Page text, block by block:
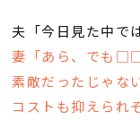
設計・施工品質管理
検査・アフターメン
夫「今日見た中
妻「あら、でも
素敵だったじゃな
コストも抑えられ